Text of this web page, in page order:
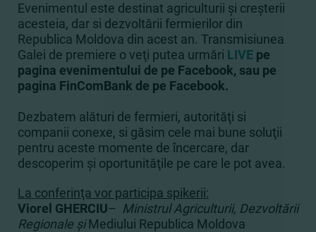
Evenimentul este destinat agriculturii şi creşterii
acesteia, dar si dezvoltării fermierilor din
Republica Moldova din acest an. Transmisiunea
Galei de premiere o veţi putea urmări LIVE pe
pagina evenimentului de pe Facebook, sau pe
pagina FinComBank de pe Facebook.
Dezbatem alături de fermieri, autorităţi si
companii conexe, si găsim cele mai bune soluţii
pentru aceste momente de încercare, dar
descoperim şi oportunităţile pe care le pot avea.
La conferinţa vor participa spikerii:
Viorel GHERCIU– Ministrul Agriculturii, Dezvoltării
Regionale şiMediului Republica Moldova